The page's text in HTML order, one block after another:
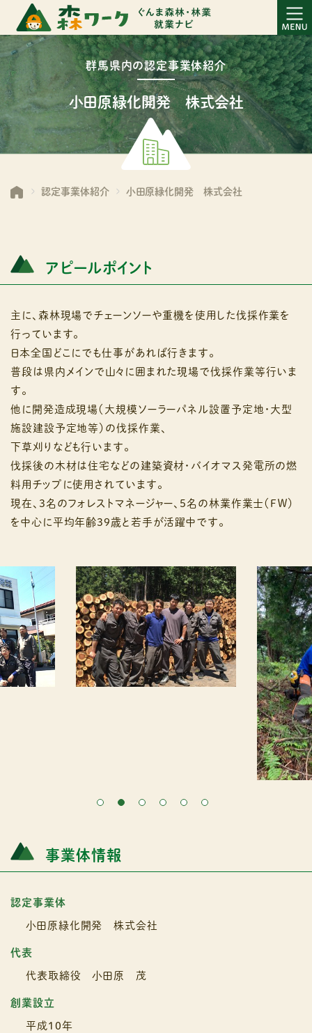
群馬県内の認定事業体紹介
小田原緑化開発 株式会社
認定事業体紹介 小田原緑化開発 株式会社
アピールポイント
主に、森林現場でチェーンソーや重機を使用した伐採作業を
行っています。
日本全国どこにでも仕事があれば行きます。
普段は県内メインで山々に囲まれた現場で伐採作業等行いま
す。
他に開発造成現場（大規模ソーラーパネル設置予定地・大型
施設建設予定地等）の伐採作業、
下草刈りなども行います。
伐採後の木材は住宅などの建築資材・バイオマス発電所の燃
料用チップに使用されています。
現在、3名のフォレストマネージャー、5名の林業作業士（ＦＷ）
を中心に平均年齢39歳と若手が活躍中です。
事業体情報
認定事業体
小田原緑化開発 株式会社
代表
代表取締役 小田原 茂
創業設立
平成10年